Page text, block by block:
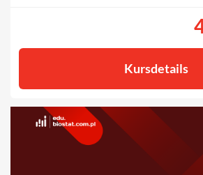
Kursdetails